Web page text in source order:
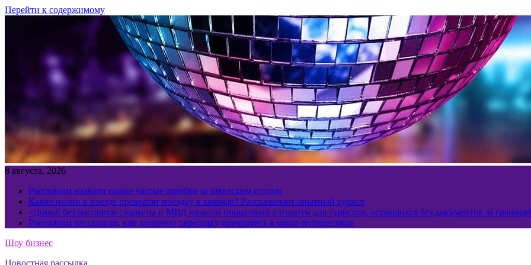
Перейти к содержимому
8 августа, 2026
Россиянам назвали самые частые ошибки за шведским столом
Какие полки в поезде превратят поездку в кошмар? Рассказывает опытный турист
«Домой без паспорта»: юристы и МВД назвали пошаговый алгоритм для туристов, оставшихся без документов за
Россиянам рассказали, как длинную пересадку превратить в мини-путешествие
Шоу бизнес
Новостная рассылка